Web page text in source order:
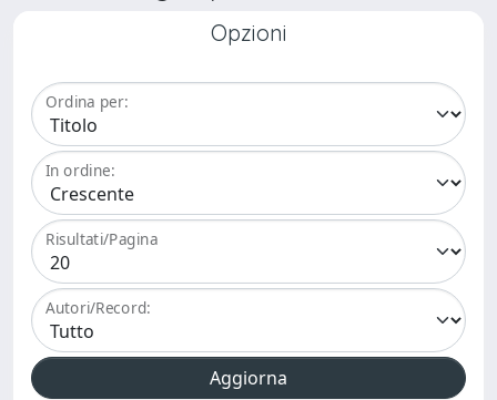
Opzioni
Ordina per:
In ordine:
Risultati/Pagina
Autori/Record: